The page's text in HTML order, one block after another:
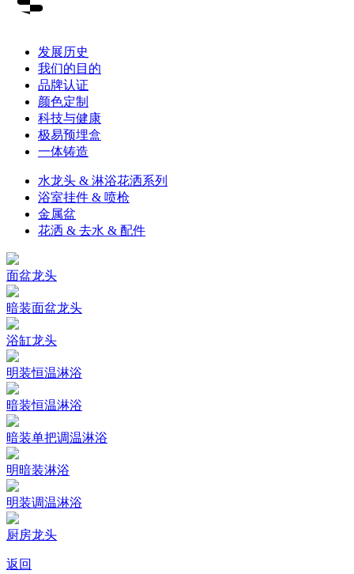
发展历史
我们的目的
品牌认证
颜色定制
科技与健康
极易预埋盒
一体铸造
水龙头 & 淋浴花洒系列
浴室挂件 & 喷枪
金属盆
花洒 & 去水 & 配件
面盆龙头
暗装面盆龙头
浴缸龙头
明装恒温淋浴
暗装恒温淋浴
暗装单把调温淋浴
明暗装淋浴
明装调温淋浴
厨房龙头
返回